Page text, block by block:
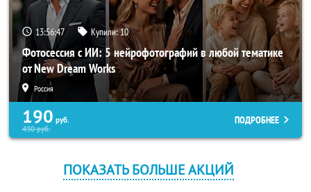
13:56:47 Купили:10
Фотосессия с ИИ: 5 нейрофотографий в любой тематике
от New Dream Works
Россия
190 руб.
490руб.
ПОДРОБНЕЕ
ПОКАЗАТЬ БОЛЬШЕ АКЦИЙ